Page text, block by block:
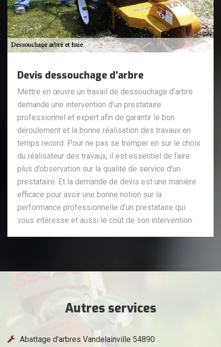
Devis dessouchage d’arbre
Mettre en œuvre un travail de dessouchage d’arbre
demande une intervention d’un prestataire
professionnel et expert afin de garantir le bon
déroulement et la bonne réalisation des travaux en
temps record. Pour ne pas se tromper en sur le choix
du réalisateur des travaux, il est essentiel de faire
plus d’observation sur la qualité de service d’un
prestataire. Et la demande de devis est une manière
efficace pour avoir une bonne notion sur la
performance professionnelle d’un prestataire qui
vous intéresse et aussi le coût de son intervention.
Autres services
Abattage d'arbres Vandelainville 54890